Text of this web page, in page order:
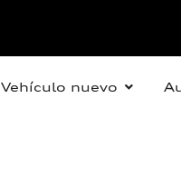
Vehículo nuevo